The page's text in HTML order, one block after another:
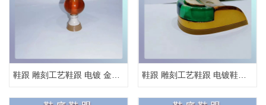
鞋跟 雕刻工艺鞋跟 电镀 金属鞋跟 鞋跟 雕刻工艺鞋跟 电镀鞋跟 金属鞋跟